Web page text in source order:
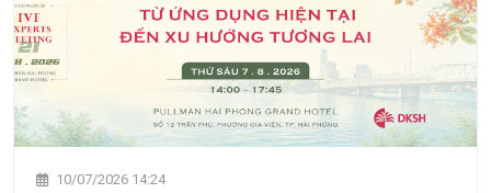
10/07/2026 14:24